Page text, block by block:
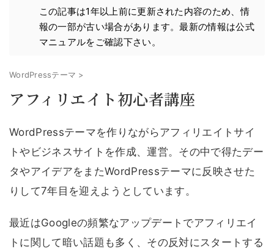
この記事は1年以上前に更新された内容のため、情
報の一部が古い場合があります。最新の情報は公式
マニュアルをご確認下さい。
WordPressテーマ >
アフィリエイト初心者講座
WordPressテーマを作りながらアフィリエイトサイ
トやビジネスサイトを作成、運営。その中で得たデー
タやアイデアをまたWordPressテーマに反映させた
りして7年目を迎えようとしています。
最近はGoogleの頻繁なアップデートでアフィリエイ
トに関して暗い話題も多く、その反対にスタートする